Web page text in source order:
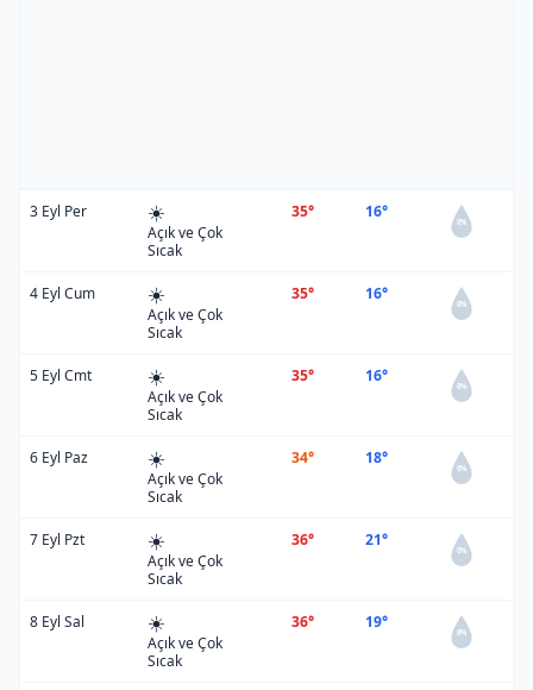
3 Eyl Per ☀️
Açık ve Çok
Sıcak
35° 16°
0%
4 Eyl Cum ☀️
Açık ve Çok
Sıcak
35° 16°
0%
5 Eyl Cmt ☀️
Açık ve Çok
Sıcak
35° 16°
0%
6 Eyl Paz ☀️
Açık ve Çok
Sıcak
34° 18°
0%
7 Eyl Pzt ☀️
Açık ve Çok
Sıcak
36° 21°
0%
8 Eyl Sal ☀️
Açık ve Çok
Sıcak
36° 19°
0%